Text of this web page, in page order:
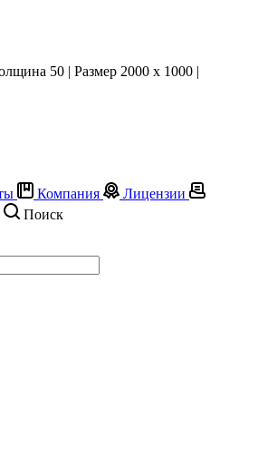
50 | Размер 2000 x 1000 |
Компания
Лицензии
Поиск